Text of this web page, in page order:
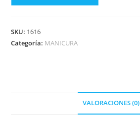
SKU: 1616
Categoría: MANICURA
VALORACIONES (0)